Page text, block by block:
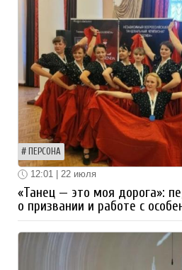
ПЕРСОНА
12:01 | 22 июля
«Танец — это моя дорога»:
о призвании и работе с